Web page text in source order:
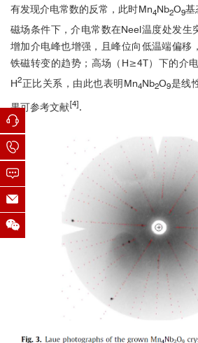
有发现介电常数的反常，此时Mn4Nb2O9基
磁场条件下，介电常数在Neel温度处发生
增加介电峰也增强，且峰位向低温端偏移
铁磁转变的趋势；高场（H≥4T）下的介
H2正比关系，由此也表明Mn4Nb2O9是线
果可参考文献[4].
growth,Ceramics International，
February 2021, Pages 5495-5501.
Ultralow-temperature heat transport in
candidate Ca 10 Cr7O 28 with a bilayer
lattice,PHYSICAL REVIEW B97,
45，No. 4，April，2017，P548-P552.
High quality(InNb)0.1Ti0.9O2 single
floating zone method,
Journal of
中科院物理所
吉林大学
中科院硅酸盐所
哈尔滨工业大学
上海大学
浙江师范大学